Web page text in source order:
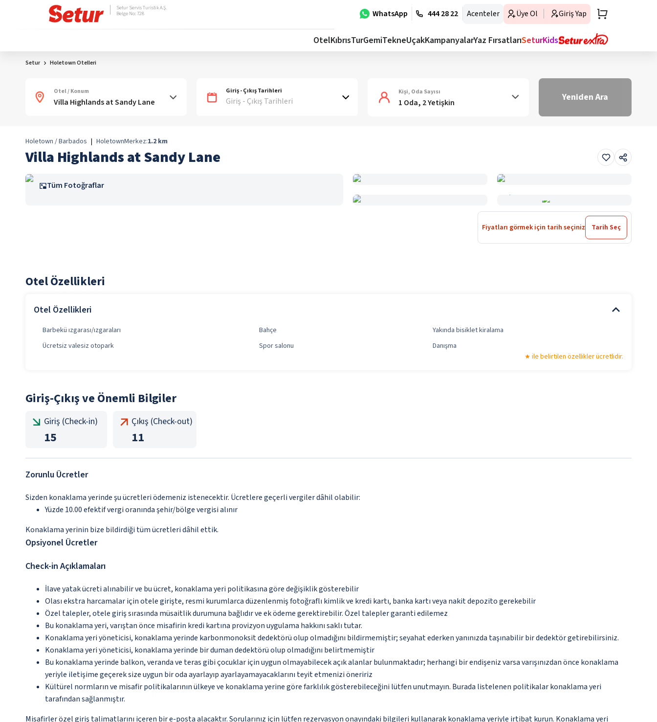
WhatsApp 444 28 22 Acenteler Üye Ol Giriş Yap
Setur Servis Turistik A.Ş.
Belge No: 728
OtelKıbrısTurGemiTekneUçakKampanyalarYaz FırsatlarıSeturKids
Setur Holetown Otelleri
Otel / Konum Giriş - Çıkış Tarihleri
Giriş - Çıkış Tarihleri
Kişi, Oda Sayısı
1 Oda, 2 Yetişkin Yeniden Ara
Holetown / Barbados | HoletownMerkez:1.2 km
Villa Highlands at Sandy Lane
Tüm Fotoğraflar
Fiyatları görmek için tarih seçiniz Tarih Seç
Otel Özellikleri
Otel Özellikleri
Barbekü ızgarası/ızgaraları Bahçe
Yakında bisiklet kiralama
Ücretsiz valesiz otopark
Spor salonu
Danışma
ile belirtilen özellikler ücretlidir.
Giriş-Çıkış ve Önemli Bilgiler
Giriş (Check-in)
15
Çıkış (Check-out)
11
Zorunlu Ücretler
Sizden konaklama yerinde şu ücretleri ödemeniz istenecektir. Ücretlere geçerli vergiler dâhil olabilir:
Yüzde 10.00 efektif vergi oranında şehir/bölge vergisi alınır
Konaklama yerinin bize bildirdiği tüm ücretleri dâhil ettik.
Opsiyonel Ücretler
Check-in Açıklamaları
İlave yatak ücreti alınabilir ve bu ücret, konaklama yeri politikasına göre değişiklik gösterebilir
Olası ekstra harcamalar için otele girişte, resmi kurumlarca düzenlenmiş fotoğraflı kimlik ve kredi kartı, banka kartı veya nakit depozito gerekebilir
Özel talepler, otele giriş sırasında müsaitlik durumuna bağlıdır ve ek ödeme gerektirebilir. Özel talepler garanti edilemez
Bu konaklama yeri, varıştan önce misafirin kredi kartına provizyon uygulama hakkını saklı tutar.
Konaklama yeri yöneticisi, konaklama yerinde karbonmonoksit dedektörü olup olmadığını bildirmemiştir; seyahat ederken yanınızda taşınabilir bir dedektör getirebilirsiniz.
Konaklama yeri yöneticisi, konaklama yerinde bir duman dedektörü olup olmadığını belirtmemiştir
Bu konaklama yerinde balkon, veranda ve teras gibi çocuklar için uygun olmayabilecek açık alanlar bulunmaktadır; herhangi bir endişeniz varsa varışınızdan önce konaklama
yeriyle iletişime geçerek size uygun bir oda ayarlayıp ayarlayamayacaklarını teyit etmenizi öneririz
Kültürel normların ve misafir politikalarının ülkeye ve konaklama yerine göre farklılık gösterebileceğini lütfen unutmayın. Burada listelenen politikalar konaklama yeri
tarafından sağlanmıştır.
Misafirler özel giriş talimatlarını içeren bir e-posta alacaktır. Sorularınız için lütfen rezervasyon onayındaki bilgileri kullanarak konaklama yeriyle irtibat kurun. Konaklama yeri